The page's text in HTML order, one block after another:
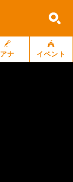
アナ イベント